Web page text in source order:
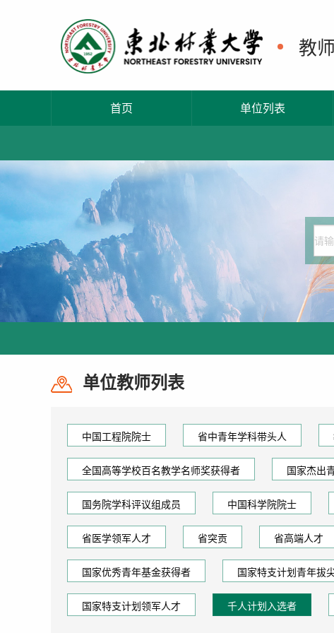
教
首页 单位列表
单位教师列表
中国工程院院士 省中青年学科带头人
全国高等学校百名教学名师奖获得者 国家杰出
国务院学科评议组成员 中国科学院院士
省医学领军人才 省突贡 省高端人才
国家优秀青年基金获得者 国家特支计划青年拔
国家特支计划领军人才 千人计划入选者